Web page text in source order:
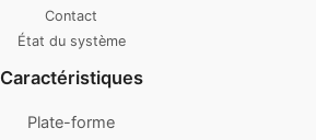
Contact
État du système
Caractéristiques
Plate-forme